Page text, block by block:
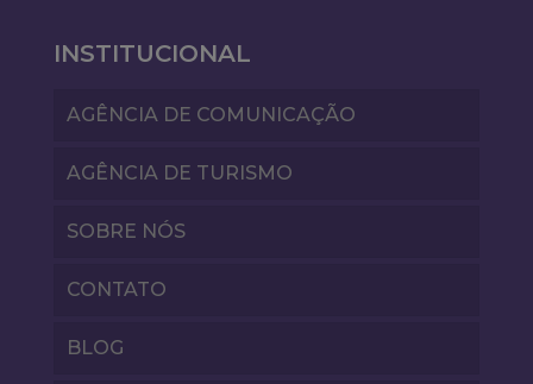
INSTITUCIONAL
AGÊNCIA DE COMUNICAÇÃO
AGÊNCIA DE TURISMO
SOBRE NÓS
CONTATO
BLOG